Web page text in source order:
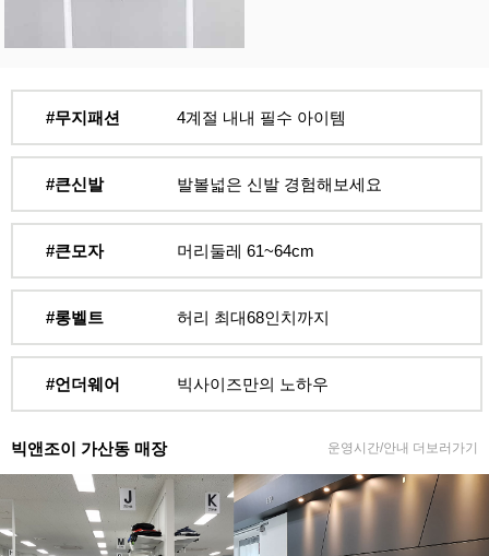
#무지패션 4계절 내내 필수 아이템
#큰신발 발볼넓은 신발 경험해보세요
#큰모자 머리둘레 61~64cm
#롱벨트 허리 최대68인치까지
#언더웨어 빅사이즈만의 노하우
빅앤조이 가산동 매장 운영시간/안내 더보러가기